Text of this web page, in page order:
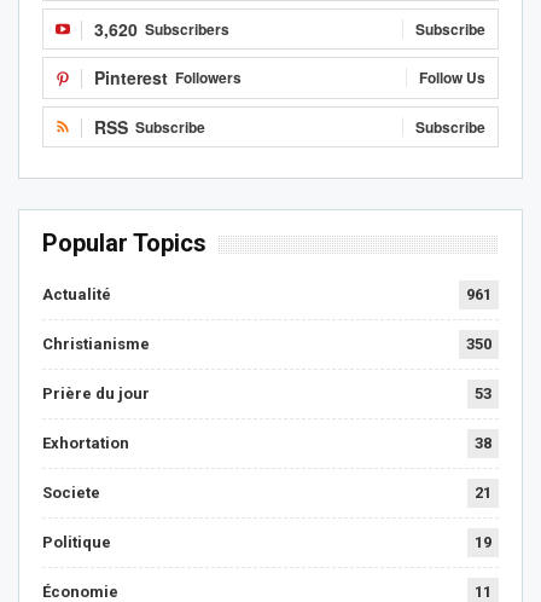
3,620 Subscribers Subscribe
Pinterest Followers Follow Us
RSS Subscribe Subscribe
Popular Topics
Actualité 961
Christianisme 350
Prière du jour 53
Exhortation 38
Societe 21
Politique 19
Économie 11